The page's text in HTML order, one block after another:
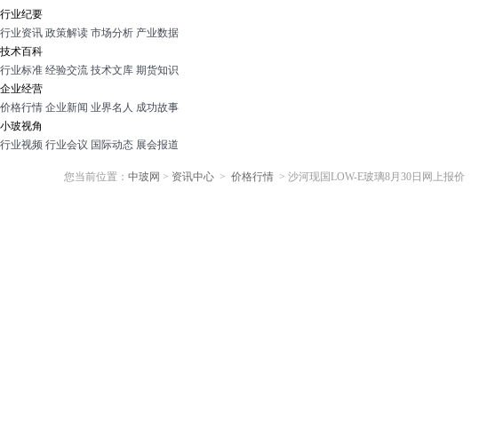
行业纪要
行业资讯 政策解读 市场分析 产业数据
技术百科
行业标准 经验交流 技术文库 期货知识
企业经营
价格行情 企业新闻 业界名人 成功故事
小玻视角
行业视频 行业会议 国际动态 展会报道
您当前位置： 中玻网 > 资讯中心 > 价格行情 > 沙河现国LOW-E玻璃8月30日网上报价